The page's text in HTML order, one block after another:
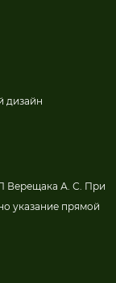
дизайн
Верещака А. С. При
указание прямой